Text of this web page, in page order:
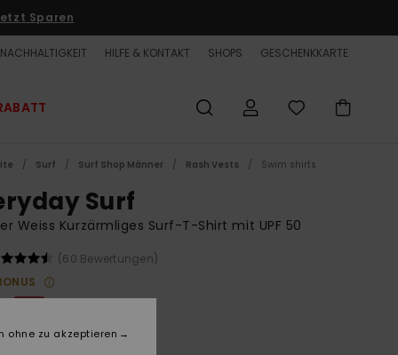
Sparen
NACHHALTIGKEIT HILFE & KONTAKT SHOPS GESCHENKKARTE
Surf Surf Shop Männer Rash Vests Swim shirts
Surf
Weiss Kurzärmliges Surf-T-Shirt mit UPF 50
(60 Bewertungen)
€
ohne zu akzeptieren